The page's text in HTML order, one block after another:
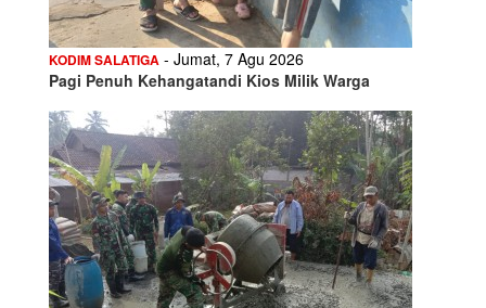
KODIM SALATIGA - Jumat, 7 Agu 2026
Pagi Penuh Kehangatandi Kios Milik Warga